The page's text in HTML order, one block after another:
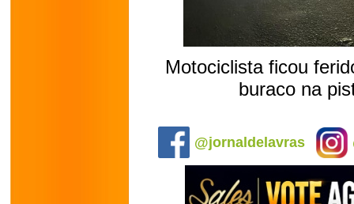
Motociclista ficou
buraco na
@jornaldelavras